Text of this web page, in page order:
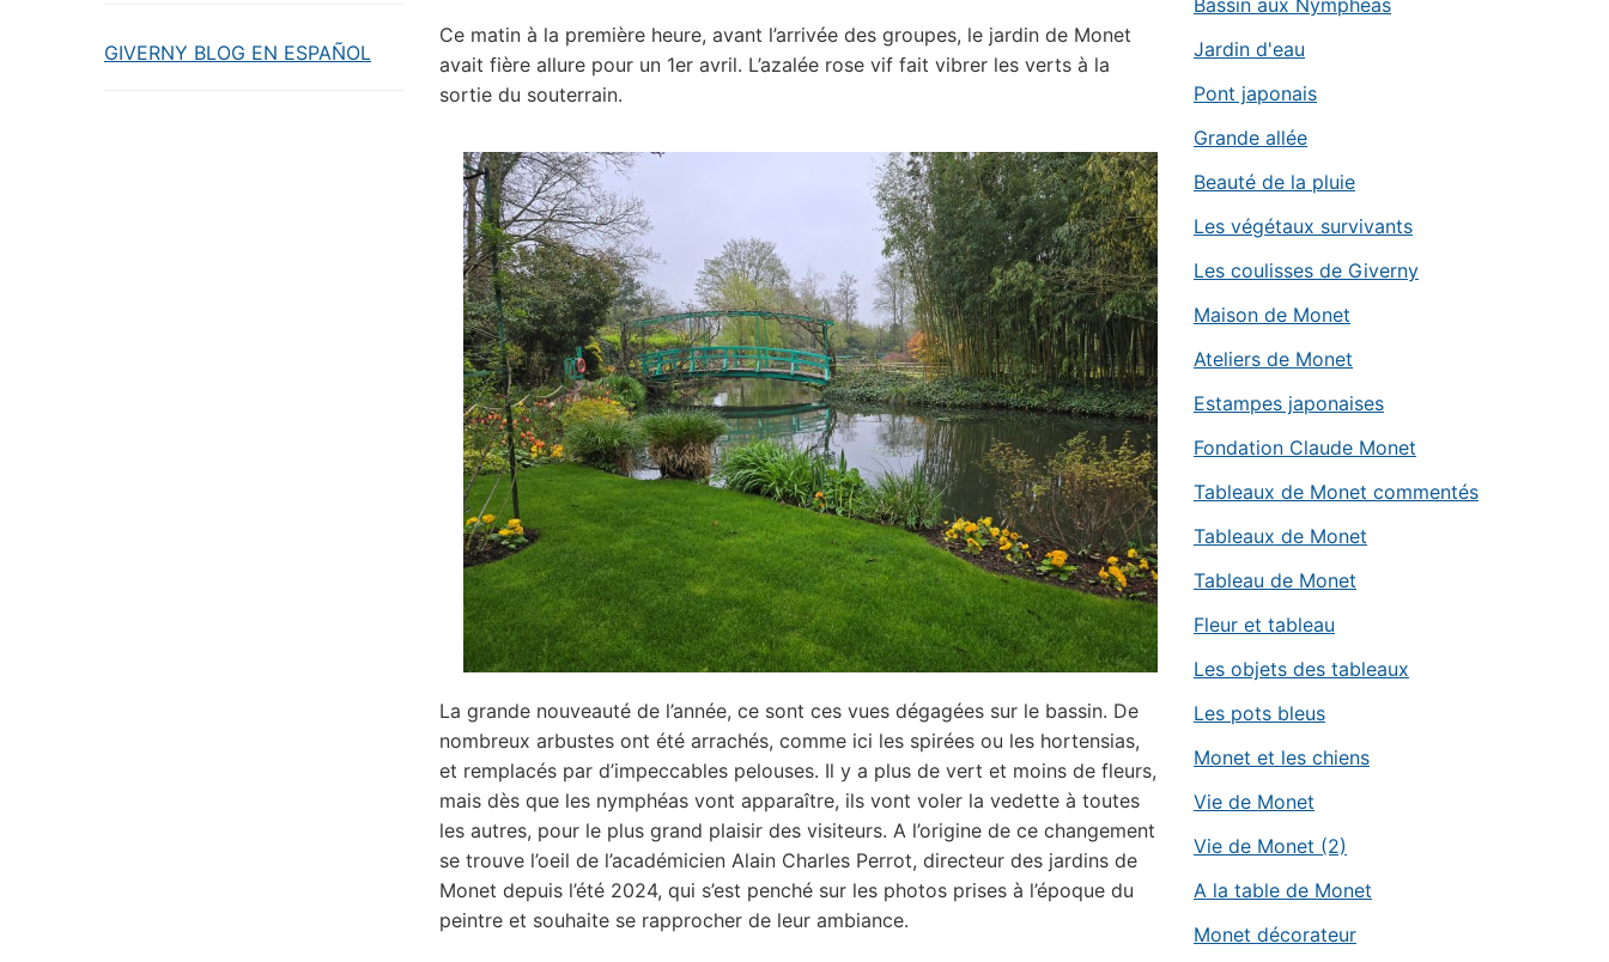
GIVERNY BLOG EN ESPAÑOL
Ce matin à la première heure, avant l’arrivée des groupes, le jardin de Monet
avait fière allure pour un 1er avril. L’azalée rose vif fait vibrer les verts à la
sortie du souterrain.
La grande nouveauté de l’année, ce sont ces vues dégagées sur le bassin. De
nombreux arbustes ont été arrachés, comme ici les spirées ou les hortensias,
et remplacés par d’impeccables pelouses. Il y a plus de vert et moins de fleurs,
mais dès que les nymphéas vont apparaître, ils vont voler la vedette à toutes
les autres, pour le plus grand plaisir des visiteurs. A l’origine de ce changement
se trouve l’oeil de l’académicien Alain Charles Perrot, directeur des jardins de
Monet depuis l’été 2024, qui s’est penché sur les photos prises à l’époque du
peintre et souhaite se rapprocher de leur ambiance.
Bassin aux Nymphéas
Jardin d'eau
Pont japonais
Grande allée
Beauté de la pluie
Les végétaux survivants
Les coulisses de Giverny
Maison de Monet
Ateliers de Monet
Estampes japonaises
Fondation Claude Monet
Tableaux de Monet commentés
Tableaux de Monet
Tableau de Monet
Fleur et tableau
Les objets des tableaux
Les pots bleus
Monet et les chiens
Vie de Monet
Vie de Monet (2)
A la table de Monet
Monet décorateur